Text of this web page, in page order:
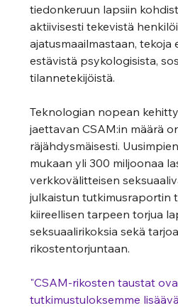
tiedonkeruun lapsiin
aktiivisesti tekevistä
ajatusmaailmastaan, tekoja
estävistä psykologisista,
tilannetekijöistä.
Teknologian nopean
jaettavan CSAM:in määrä
räjähdysmäisesti.
mukaan yli 300 miljoonaa
verkkovälitteisen
julkaistun tutkimusraportin
kiireellisen tarpeen torjua
seksuaalirikoksia sekä
rikostentorjuntaan.
"CSAM-rikosten taustat
tutkimustuloksemme